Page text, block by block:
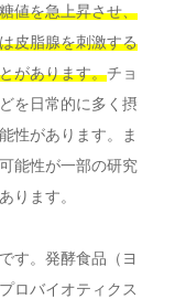
値を急上昇させ、
皮脂腺を刺激する
があります。チョ
を日常的に多く摂
性があります。ま
能性が一部の研究
ります。
す。発酵食品（ヨ
ロバイオティクス